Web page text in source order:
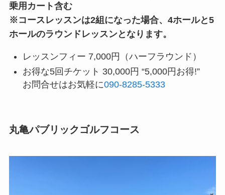
乗用カート含む
※コースレッスンは2組になった場合、4ホールと5
ホールのラウンドレッスンとなります。
レッスンフィー 7,000円（ハーフラウンド）
お得な5回チケット 30,000円 “5,000円お得!”
お問合せはお気軽に090-8285-5333
丸亀パブリックゴルフコース